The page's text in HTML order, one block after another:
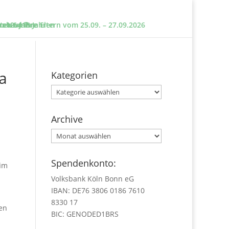
und ihre Eltern vom 25.09. – 27.09.2026
um?
12 – 18 Jahren
6 Jahre
Kategorien
Kategorien
Archive
Archive
Spendenkonto:
Volksbank Köln Bonn eG
IBAN: DE76 3806 0186 7610
8330 17
BIC: GENODED1BRS